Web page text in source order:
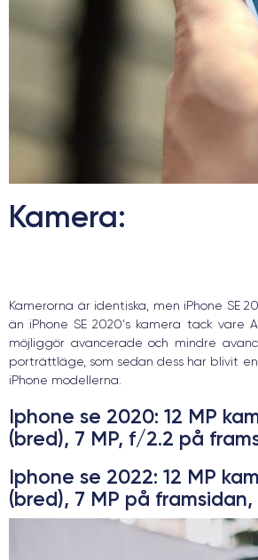
Kamera:
Kamerorna är identiska, men iPhone SE
än iPhone SE 2020's kamera tack vare
möjliggör avancerade och mindre
porträttläge, som sedan dess har blivit
iPhone modellerna.
Iphone se 2020: 12 MP
(bred), 7 MP, f/2.2 på
Iphone se 2022: 12 MP
(bred), 7 MP på